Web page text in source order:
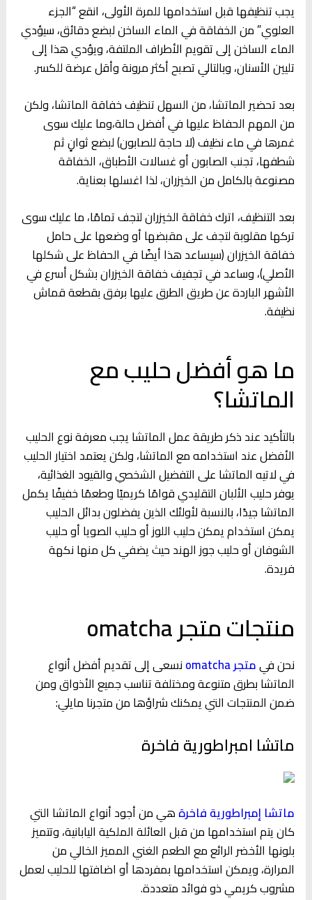
يجب تنظيفها قبل استخدامها للمرة الأولى، انقع “الجزء
العلوي” من الخفاقة في الماء الساخن لبضع دقائق، سيؤدي
الماء الساخن إلى تقويم الأطراف الملتفة، ويؤدي هذا إلى
تليين الأسنان، وبالتالي تصبح أكثر مرونة وأقل عرضة للكسر.
بعد تحضير الماتشا، من السهل تنظيف خفاقة الماتشا، ولكن
من المهم الحفاظ عليها في أفضل حالة،وما عليك سوى
غمرها في ماء نظيف (لا حاجة للصابون) لبضع ثوانٍ ثم
شطفها، تجنب الصابون أو غسالات الأطباق، الخفاقة
مصنوعة بالكامل من الخيزران، لذا اغسلها بعناية.
بعد التنظيف، اترك خفاقة الخيزران لتجف تمامًا، ما عليك سوى
تركها مقلوبة لتجف على مقبضها أو وضعها على حامل
خفاقة الخيزران (سيساعد هذا أيضًا في الحفاظ على شكلها
الأصلي)، وساعد في تجفيف خفاقة الخيزران بشكل أسرع في
الأشهر الباردة عن طريق الطرق عليها برفق بقطعة قماش
نظيفة.
ما هو أفضل حليب مع
الماتشا؟
بالتأكيد عند ذكر طريقة عمل الماتشا يجب معرفة نوع الحليب
الأفضل عند استخدامه مع الماتشا، ولكن يعتمد اختيار الحليب
في لاتيه الماتشا على التفضيل الشخصي والقيود الغذائية،
يوفر حليب الألبان التقليدي قوامًا كريميًا وطعمًا خفيفًا يكمل
الماتشا جيدًا، بالنسبة لأولئك الذين يفضلون بدائل الحليب
يمكن استخدام يمكن حليب اللوز أو حليب الصويا أو حليب
الشوفان أو حليب جوز الهند حيث يضفي كل منها نكهة
فريدة.
منتجات متجر omatcha
نحن فيمتجر omatcha
نسعى إلى تقديم أفضل أنواع
الماتشا بطرق متنوعة ومختلفة تناسب جميع الأذواق ومن
ضمن المنتجات التي يمكنك شراؤها من متجرنا مايلي:
ماتشا امبراطورية فاخرة
ماتشا إمبراطورية فاخرة هي من أجود أنواع الماتشا التي
كان يتم استخدامها من قبل العائلة الملكية اليابانية، وتتميز
بلونها الأخضر الرائع مع الطعم الغني المميز الخالي من
المرارة، ويمكن استخدامها بمفردها أو اضافتها للحليب لعمل
مشروب كريمي ذو فوائد متعددة.